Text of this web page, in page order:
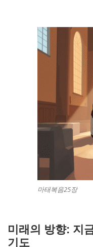
마태복음25장
미래의 방향: 지
기도